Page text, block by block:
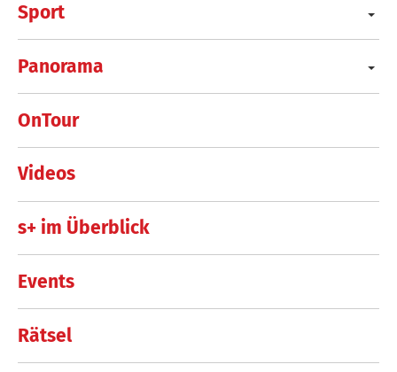
Sport
Panorama
OnTour
Videos
s+ im Überblick
Events
Rätsel